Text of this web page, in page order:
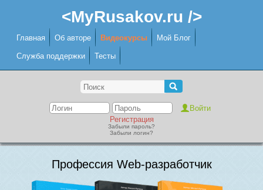
<MyRusakov.ru />
Главная Об авторе Видеокурсы Мой Блог
Служба поддержки Тесты
Регистрация
Забыли пароль?
Забыли логин?
Профессия Web-разработчик